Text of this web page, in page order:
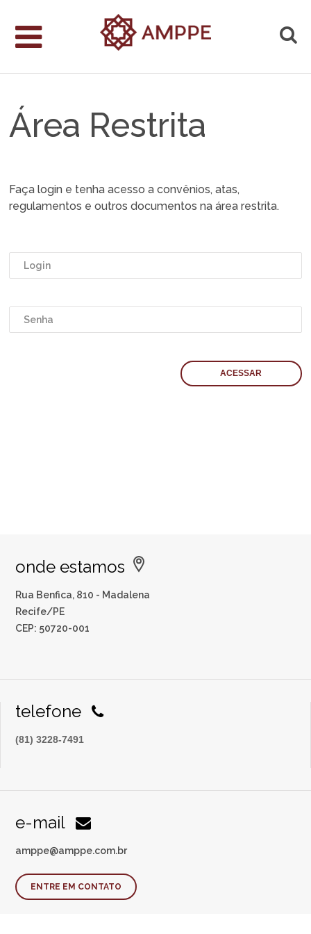
Área Restrita
Faça login e tenha acesso a convênios, atas,
regulamentos e outros documentos na área restrita.
onde estamos
Rua Benfica, 810 - Madalena
Recife/PE
CEP: 50720-001
telefone
(81) 3228-7491
e-mail
amppe@amppe.com.br
ENTRE EM CONTATO